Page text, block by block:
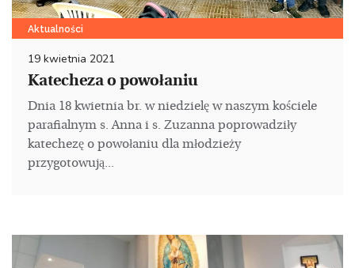
Aktualności
19 kwietnia 2021
Katecheza o powołaniu
Dnia 18 kwietnia br. w niedzielę w naszym kościele
parafialnym s. Anna i s. Zuzanna poprowadziły
katechezę o powołaniu dla młodzieży
przygotowują...